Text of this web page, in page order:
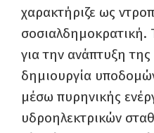
χαρακτήριζε ως
σοσιαλδημοκρατική.
για την ανάπτυξη
δημιουργία
μέσω πυρηνικής
υδροηλεκτρικών